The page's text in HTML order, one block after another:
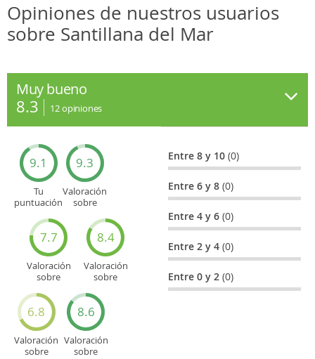
Opiniones de nuestros usuarios
sobre Santillana del Mar
Muy bueno
8.3 12opiniones
9.1
Tu
puntuación
9.3
Valoración
sobre
7.7
Valoración
sobre
8.4
Valoración
sobre
turísticos
6.8
Valoración
sobre
8.6
Valoración
sobre
Entre 8 y 10(0)
Entre 6 y 8(0)
Entre 4 y 6(0)
Entre 2 y 4(0)
Entre 0 y 2(0)